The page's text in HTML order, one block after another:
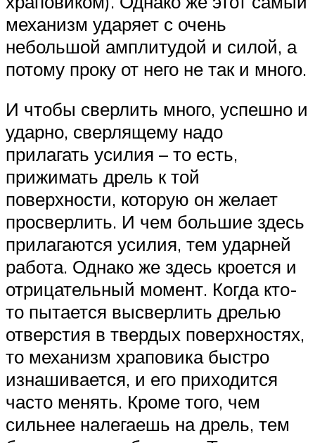
механизм ударяет с очень
небольшой амплитудой и силой, а
потому проку от него не так и много.
И чтобы сверлить много, успешно и
ударно, сверлящему надо
прилагать усилия – то есть,
прижимать дрель к той
поверхности, которую он желает
просверлить. И чем большие здесь
прилагаются усилия, тем ударней
работа. Однако же здесь кроется и
отрицательный момент. Когда кто-
то пытается высверлить дрелью
отверстия в твердых поверхностях,
то механизм храповика быстро
изнашивается, и его приходится
часто менять. Кроме того, чем
сильнее налегаешь на дрель, тем